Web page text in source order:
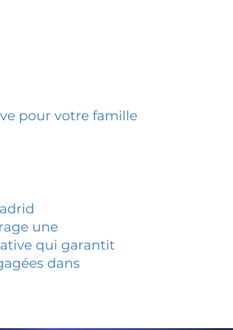
pour votre famille
une
qui garantit
dans